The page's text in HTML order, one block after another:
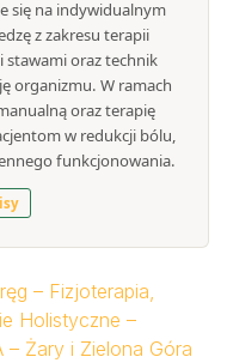
się na indywidualnym
z zakresu terapii
stawami oraz technik
organizmu. W ramach
oraz terapię
w redukcji bólu,
funkcjonowania.
– Fizjoterapia,
Holistyczne –
– Żary i Zielona Góra